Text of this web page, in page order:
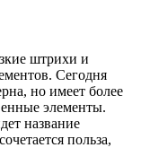
штрихи и
Сегодня
но имеет более
элементы.
название
польза,